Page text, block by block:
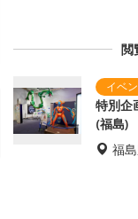
閲
特別企
(福島)
福